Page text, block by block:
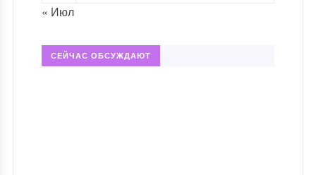
« Июл
СЕЙЧАС ОБСУЖДАЮТ